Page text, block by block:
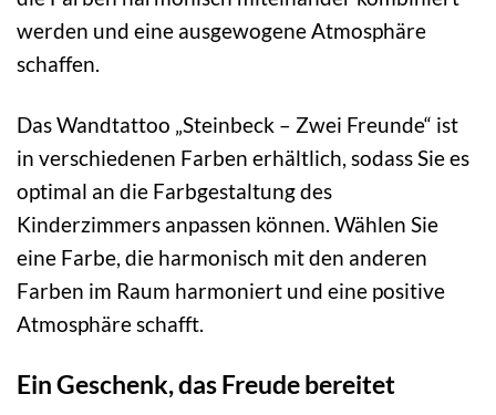
werden und eine ausgewogene Atmosphäre
schaffen.
Das Wandtattoo „Steinbeck – Zwei Freunde“ ist
in verschiedenen Farben erhältlich, sodass Sie es
optimal an die Farbgestaltung des
Kinderzimmers anpassen können. Wählen Sie
eine Farbe, die harmonisch mit den anderen
Farben im Raum harmoniert und eine positive
Atmosphäre schafft.
Ein Geschenk, das Freude bereitet